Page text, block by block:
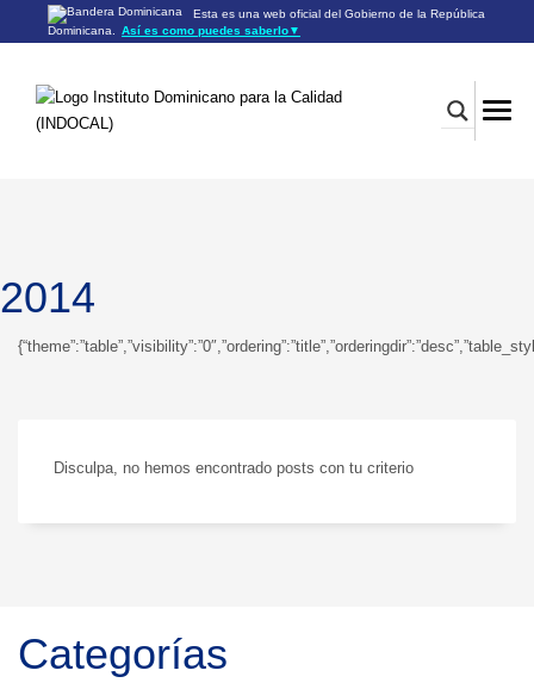
Esta es una web oficial del Gobierno de la República
Dominicana.
Así es como puedes saberlo▼
Los sitios web oficiales utilizan .gob.do o .gov.do
Los sitios web oficiales .gob.do o .gov.do seguros utilizan
HTTPS
2014
Disculpa, no hemos encontrado posts con tu criterio
Categorías